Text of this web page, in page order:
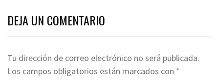
DEJA UN COMENTARIO
Tu dirección de correo electrónico no será publicada.
Los campos obligatorios están marcados con *